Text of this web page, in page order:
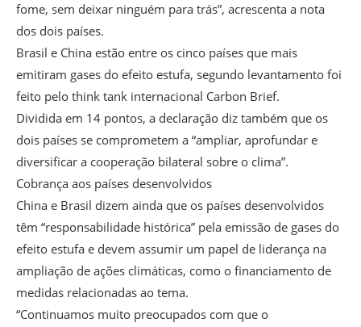
fome, sem deixar ninguém para trás”, acrescenta a nota
dos dois países.
Brasil e China estão entre os cinco países que mais
emitiram gases do efeito estufa, segundo levantamento foi
feito pelo think tank internacional Carbon Brief.
Dividida em 14 pontos, a declaração diz também que os
dois países se comprometem a “ampliar, aprofundar e
diversificar a cooperação bilateral sobre o clima”.
Cobrança aos países desenvolvidos
China e Brasil dizem ainda que os países desenvolvidos
têm “responsabilidade histórica” pela emissão de gases do
efeito estufa e devem assumir um papel de liderança na
ampliação de ações climáticas, como o financiamento de
medidas relacionadas ao tema.
“Continuamos muito preocupados com que o